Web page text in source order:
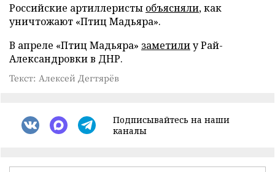
Российские артиллеристы объясняли, как
уничтожают «Птиц Мадьяра».
В апреле «Птиц Мадьяра» заметилиу Рай-
Александровки в ДНР.
Текст: Алексей Дегтярёв
Подписывайтесь на наши
каналы